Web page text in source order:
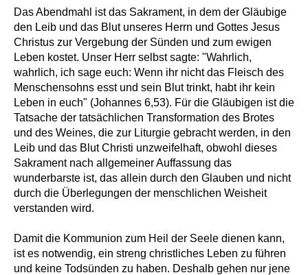
Das Abendmahl ist das Sakrament, in dem der Gläubige
den Leib und das Blut unseres Herrn und Gottes Jesus
Christus zur Vergebung der Sünden und zum ewigen
Leben kostet. Unser Herr selbst sagte: "Wahrlich,
wahrlich, ich sage euch: Wenn ihr nicht das Fleisch des
Menschensohns esst und sein Blut trinkt, habt ihr kein
Leben in euch" (Johannes 6,53). Für die Gläubigen ist die
Tatsache der tatsächlichen Transformation des Brotes
und des Weines, die zur Liturgie gebracht werden, in den
Leib und das Blut Christi unzweifelhaft, obwohl dieses
Sakrament nach allgemeiner Auffassung das
wunderbarste ist, das allein durch den Glauben und nicht
durch die Überlegungen der menschlichen Weisheit
verstanden wird.
Damit die Kommunion zum Heil der Seele dienen kann,
ist es notwendig, ein streng christliches Leben zu führen
und keine Todsünden zu haben. Deshalb gehen nur jene